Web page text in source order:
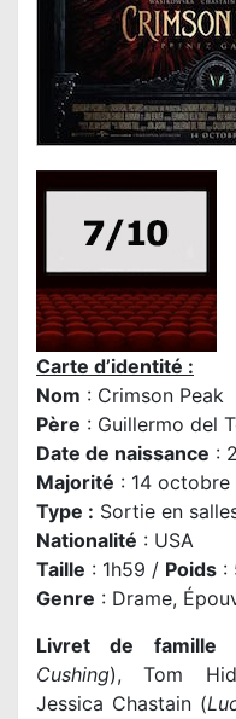
Carte d’identité :
Nom : Crimson Peak
Père : Guillermo del
Date de naissance :
Majorité : 14 octobre
Type : Sortie en
Nationalité : USA
Taille : 1h59 / Poids :
Genre : Drame,
Livret de famille
Cushing), Tom
Jessica Chastain (